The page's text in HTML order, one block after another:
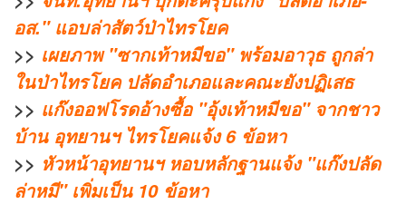
อส." แอบล่าสัตว์ป่าไทรโยค
>> เผยภาพ "ซากเท้าหมีขอ" พร้อมอาวุธ ถูกล่า
ในป่าไทรโยค ปลัดอำเภอและคณะยังปฏิเสธ
>> แก๊งออฟโรดอ้างซื้อ "อุ้งเท้าหมีขอ" จากชาว
บ้าน อุทยานฯ ไทรโยคแจ้ง 6 ข้อหา
>> หัวหน้าอุทยานฯ หอบหลักฐานแจ้ง "แก๊งปลัด
ล่าหมี" เพิ่มเป็น 10 ข้อหา